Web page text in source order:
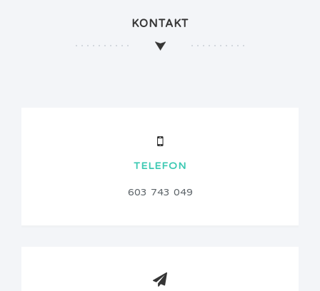
KONTAKT
TELEFON
603 743 049